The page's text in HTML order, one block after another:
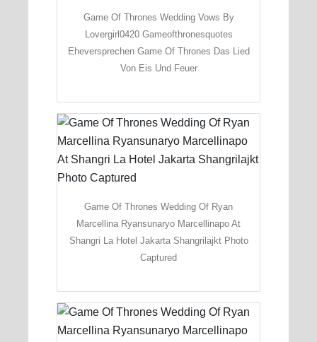
Game Of Thrones Wedding Vows By
Lovergirl0420 Gameofthronesquotes
Eheversprechen Game Of Thrones Das Lied
Von Eis Und Feuer
Game Of Thrones Wedding Of Ryan
Marcellina Ryansunaryo Marcellinapo At
Shangri La Hotel Jakarta Shangrilajkt Photo
Captured